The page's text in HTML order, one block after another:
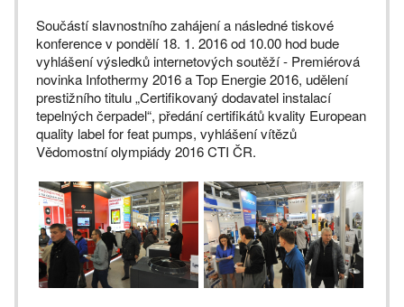
Součástí slavnostního zahájení a následné tiskové
konference v pondělí 18. 1. 2016 od 10.00 hod bude
vyhlášení výsledků internetových soutěží - Premiérová
novinka Infothermy 2016 a Top Energie 2016, udělení
prestižního titulu „Certifikovaný dodavatel instalací
tepelných čerpadel“, předání certifikátů kvality European
quality label for feat pumps, vyhlášení vítězů
Vědomostní olympiády 2016 CTI ČR.